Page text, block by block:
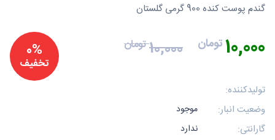
گندم پوست کنده 900 گرمی گلستان
10,000تومان 10,000تومان 0%
تخفیف
تولیدکننده:
وضعیت انبار:
موجود
گارانتی: ندارد